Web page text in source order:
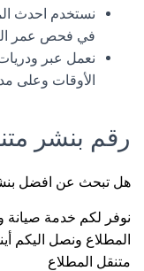
نستخدم احدث
في فحص عمر
نعمل عبر
الأوقات وعلى
رقم بنشر
هل تبحث عن افضل
نوفر لكم خدمة صيانة
المطلاع ونصل اليكم
متنقل المطلاع